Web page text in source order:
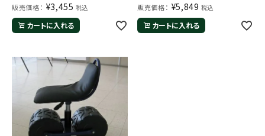
販売価格： ¥3,455 税込
カートに入れる
販売価格： ¥5,849 税込
カートに入れる